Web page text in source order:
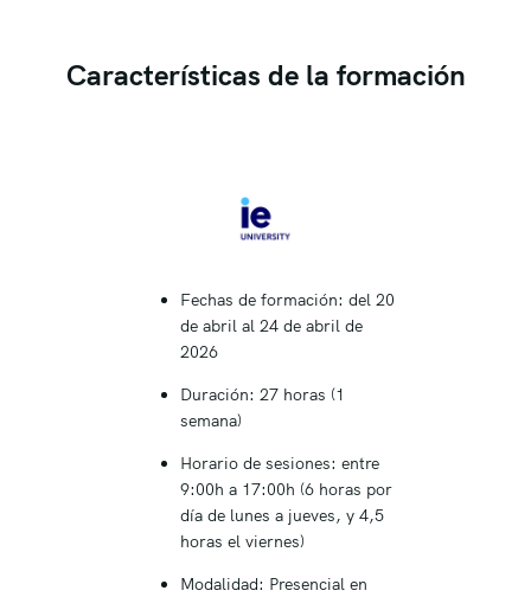
Características de la formación
Fechas de formación: del 20
de abril al 24 de abril de
2026
Duración: 27 horas (1
semana)
Horario de sesiones: entre
9:00h a 17:00h (6 horas por
día de lunes a jueves, y 4,5
horas el viernes)
Modalidad: Presencial en